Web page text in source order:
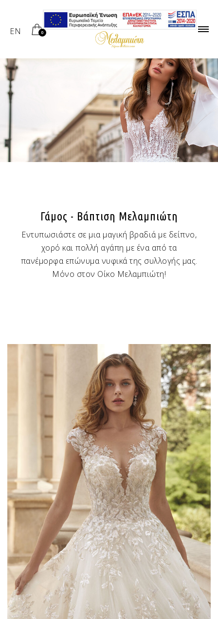
EN 0
Γάμος - Βάπτιση Μελαμπιώτη
Εντυπωσιάστε σε μια μαγική βραδιά με δείπνο,
χορό και πολλή αγάπη με ένα από τα
πανέμορφα επώνυμα νυφικά της συλλογής μας.
Μόνο στον Οίκο Μελαμπιώτη!